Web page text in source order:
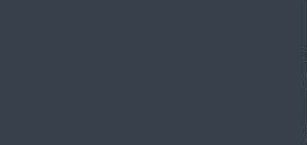
Precisó que las características del
módulos, el inversor, la estructura
instalación totalmente gratuita; al
mil 656 ciudadanas y ciudadanos